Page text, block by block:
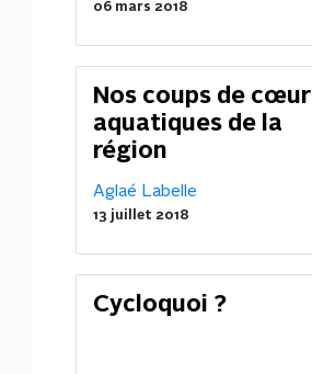
06 mars 2018
Nos coups de cœur
aquatiques de la
région
Aglaé Labelle
13 juillet 2018
Cycloquoi ?